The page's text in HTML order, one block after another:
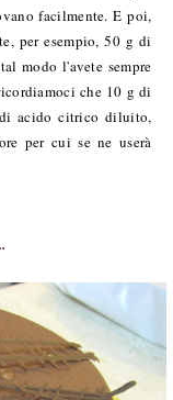
facilmente. E poi,
per esempio, 50 g di
modo l'avete sempre
che 10 g di
acido citrico diluito,
per cui se ne userà